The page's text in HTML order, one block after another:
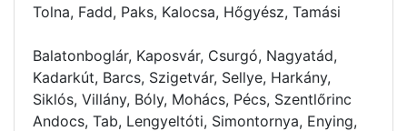
Tolna, Fadd, Paks, Kalocsa, Hőgyész, Tamási
Balatonboglár, Kaposvár, Csurgó, Nagyatád,
Kadarkút, Barcs, Szigetvár, Sellye, Harkány,
Siklós, Villány, Bóly, Mohács, Pécs, Szentlőrinc
Andocs, Tab, Lengyeltóti, Simontornya, Enying,